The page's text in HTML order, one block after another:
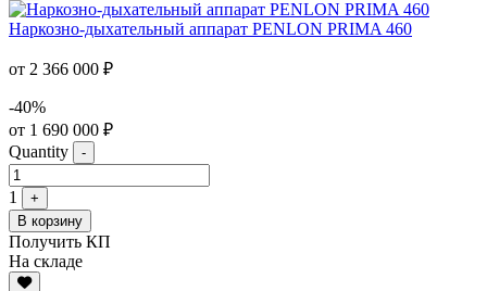
Наркозно-дыхательный аппарат PENLON PRIMA 460
от 2 366 000 ₽
-40%
от 1 690 000 ₽
Quantity
-
1
+
В корзину
Получить КП
На складе